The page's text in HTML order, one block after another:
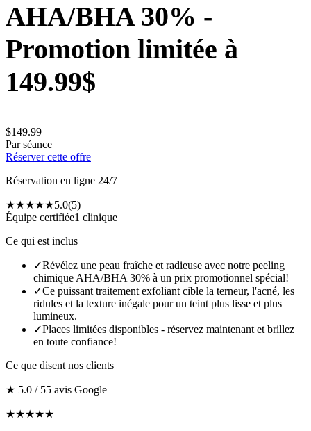
AHA/BHA 30% -
Promotion limitée à
149.99$
$149.99
Par séance
Réserver cette offre
Réservation en ligne 24/7
★★★★★5.0(5)
Équipe certifiée1 clinique
Ce qui est inclus
✓Révélez une peau fraîche et radieuse avec notre peeling
chimique AHA/BHA 30% à un prix promotionnel spécial!
✓Ce puissant traitement exfoliant cible la terneur, l'acné, les
ridules et la texture inégale pour un teint plus lisse et plus
lumineux.
✓Places limitées disponibles - réservez maintenant et brillez
en toute confiance!
Ce que disent nos clients
★ 5.0 / 55 avis Google
★★★★★